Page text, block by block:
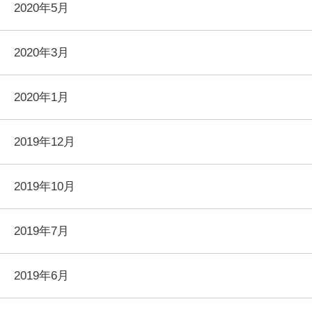
2020年5月
2020年3月
2020年1月
2019年12月
2019年10月
2019年7月
2019年6月